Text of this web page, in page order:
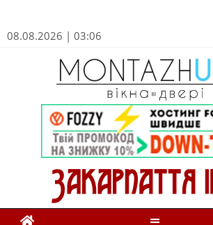
08.08.2026 | 03:06